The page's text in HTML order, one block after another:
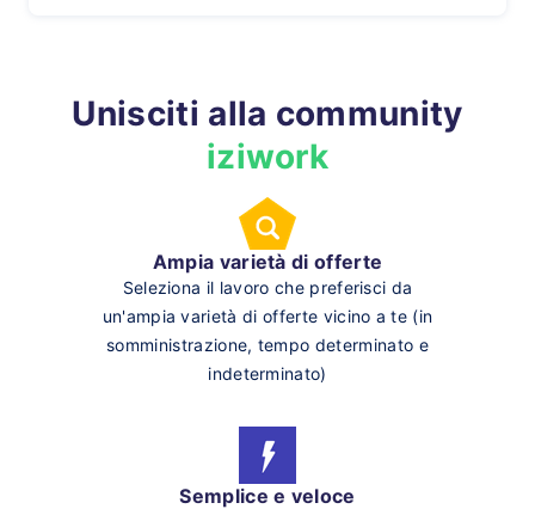
Unisciti alla community
iziwork
Ampia varietà di offerte
Seleziona il lavoro che preferisci da
un'ampia varietà di offerte vicino a te (in
somministrazione, tempo determinato e
indeterminato)
Semplice e veloce